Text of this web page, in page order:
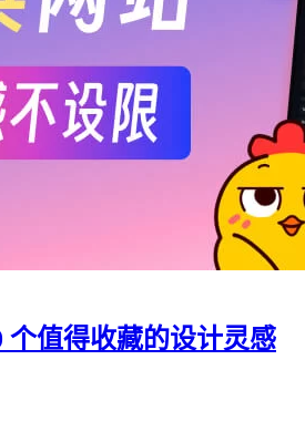
个值得收藏的设计灵感